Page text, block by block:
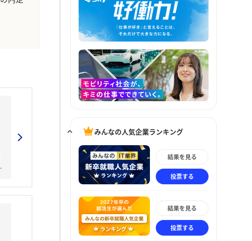
みんなの人気企業ランキング
結果を見る
投票する
結果を見る
投票する